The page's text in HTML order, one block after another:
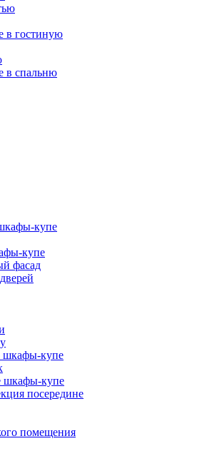
в гостиную
в спальню
купе
купе
фасад
шкафы-купе
шкафы-купе
посередине
помещения